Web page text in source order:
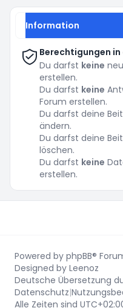
Information
Berechtigungen in
Du darfst keine
erstellen.
Du darfst keine
Forum erstellen.
Du darfst deine
ändern.
Du darfst deine
löschen.
Du darfst keine
erstellen.
Powered by phpBB®
Designed by Leenoz
Deutsche Übersetzung
Datenschutz|
Alle Zeiten sind